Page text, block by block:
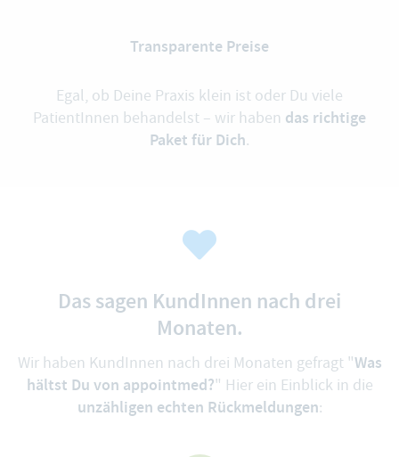
Transparente Preise
Egal, ob Deine Praxis klein ist oder Du viele
PatientInnen behandelst – wir haben das richtige
Paket für Dich.
Das sagen KundInnen nach drei
Monaten.
Wir haben KundInnen nach drei Monaten gefragt "Was
hältst Du von appointmed?" Hier ein Einblick in die
unzähligen echten Rückmeldungen: